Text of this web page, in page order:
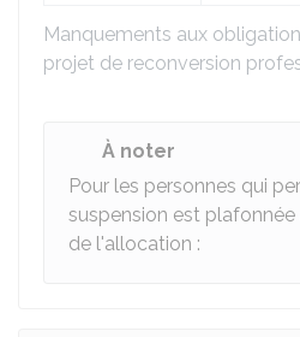
Manquements aux
projet de reconversion
À noter
Pour les personnes qui
suspension est plafonnée
de l'allocation :